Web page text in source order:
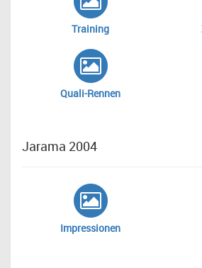
Training
Quali-Rennen
Jarama 2004
Impressionen